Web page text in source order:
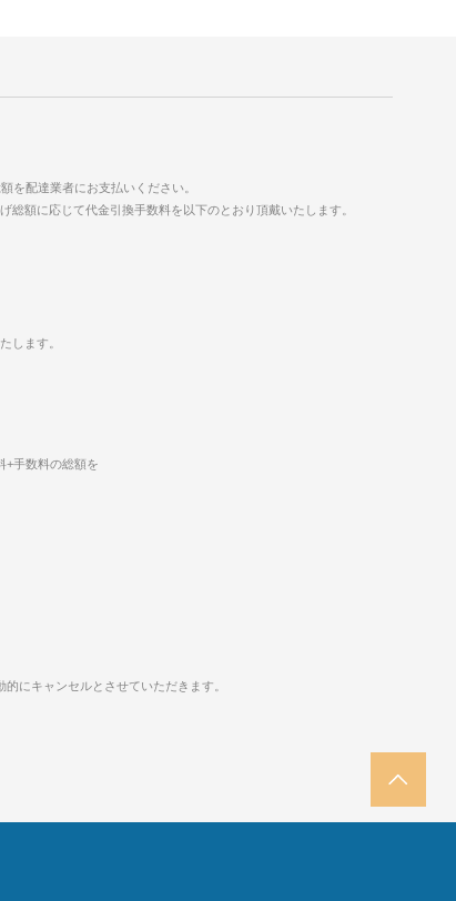
を配達業者にお支払いください。
総額に応じて代金引換手数料を以下のとおり頂戴いたします。
します。
+手数料の総額を
にキャンセルとさせていただきます。